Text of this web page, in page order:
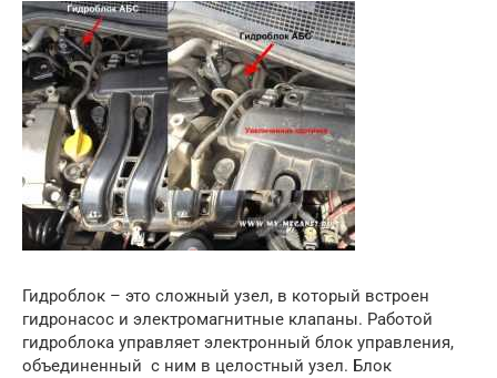
Гидроблок – это сложный узел, в который встроен
гидронасос и электромагнитные клапаны. Работой
гидроблока управляет электронный блок управления,
объединенный с ним в целостный узел. Блок